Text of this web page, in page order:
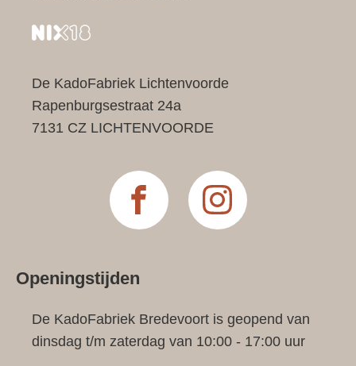
De KadoFabriek Lichtenvoorde
Rapenburgsestraat 24a
7131 CZ LICHTENVOORDE
Openingstijden
De KadoFabriek Bredevoort is geopend van
dinsdag t/m zaterdag van 10:00 - 17:00 uur